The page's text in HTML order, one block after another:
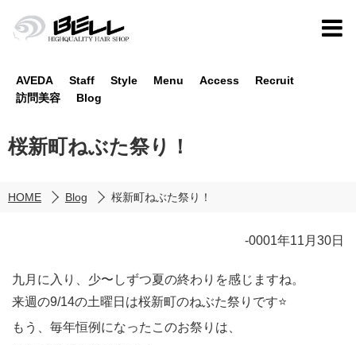
AVEDA Staff Style Menu Access
Recruit
訪問美容
Blog
桜新町ねぶた祭り！
HOME Blog 桜新町ねぶた祭り！
-0001年11月30日
九月に入り、少〜しずつ夏の終わりを感じますね。
来週の9/14の土曜日は桜新町のねぶた祭りです⭐
もう、毎年恒例になったこのお祭りは、